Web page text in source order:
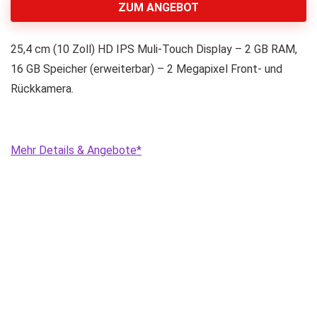
ZUM ANGEBOT
25,4 cm (10 Zoll) HD IPS Muli-Touch Display – 2 GB RAM,
16 GB Speicher (erweiterbar) – 2 Megapixel Front- und
Rückkamera.
Mehr Details & Angebote*